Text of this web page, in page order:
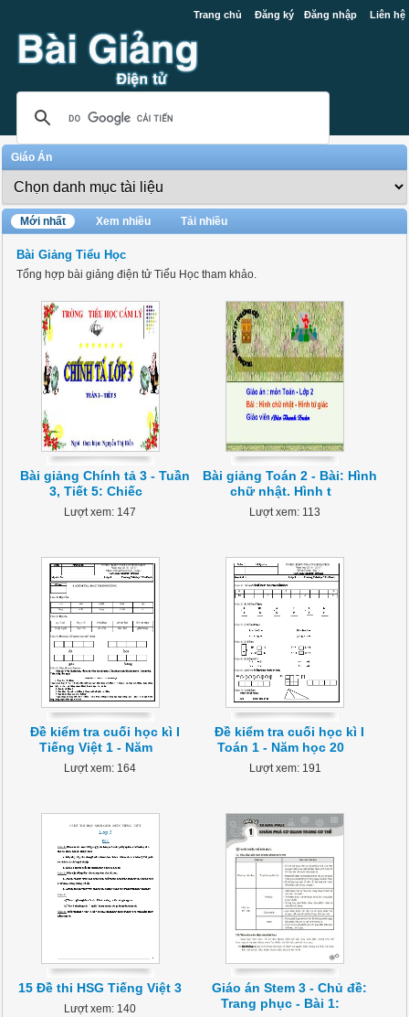
Trang chủ Đăng ký Đăng nhập Liên hệ
Giáo Án
Mới nhất Xem nhiều Tải nhiều
Bài Giảng Tiểu Học
Tổng hợp bài giảng điện tử Tiểu Học tham khảo.
Bài giảng Chính tả 3 - Tuần
3, Tiết 5: Chiếc
Lượt xem: 147
Bài giảng Toán 2 - Bài: Hình
chữ nhật. Hình t
Lượt xem: 113
Đề kiểm tra cuối học kì I
Tiếng Việt 1 - Năm
Lượt xem: 164
Đề kiểm tra cuối học kì I
Toán 1 - Năm học 20
Lượt xem: 191
15 Đề thi HSG Tiếng Việt 3
Lượt xem: 140
Giáo án Stem 3 - Chủ đề:
Trang phục - Bài 1: